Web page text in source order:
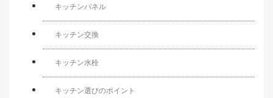
キッチンパネル
キッチン交換
キッチン水栓
キッチン選びのポイント